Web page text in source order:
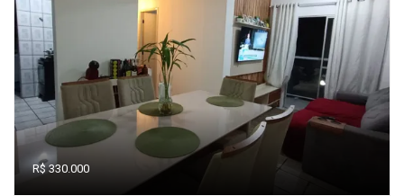
R$ 330.000